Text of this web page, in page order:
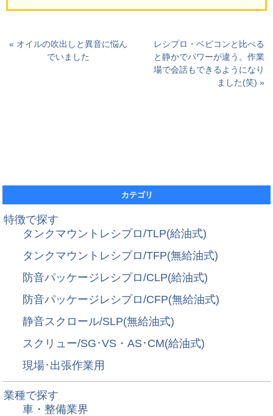
« オイルの吹出しと異音に悩ん
でいました
レシプロ・ベビコンと比べる
と静かでパワーが違う。作業
場で会話もできるようになり
ました(笑) »
カテゴリ
特徴で探す
タンクマウントレシプロ/TLP(給油式)
タンクマウントレシプロ/TFP(無給油式)
防音パッケージレシプロ/CLP(給油式)
防音パッケージレシプロ/CFP(無給油式)
静音スクロール/SLP(無給油式)
スクリュー/SG･VS・AS･CM(給油式)
現場･出張作業用
業種で探す
車・整備業界